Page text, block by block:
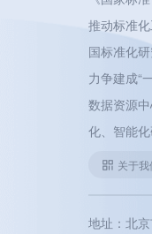
推动标准
国标准化
力争建成“
数据资源
化、智能化
关于我
地址：北